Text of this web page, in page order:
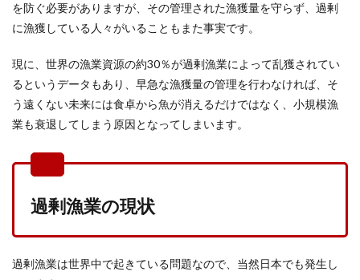
を防ぐ必要がありますが、その管理された漁獲量を守らず、過剰
に漁獲している人々がいることもまた事実です。
現に、世界の漁業資源の約30％が過剰漁業によって乱獲されてい
るというデータもあり、早急な漁獲量の管理を行わなければ、そ
う遠くない未来には食卓から魚が消えるだけではなく、小規模漁
業も衰退してしまう原因となってしまいます。
過剰漁業の現状
過剰漁業は世界中で起きている問題なので、当然日本でも発生し